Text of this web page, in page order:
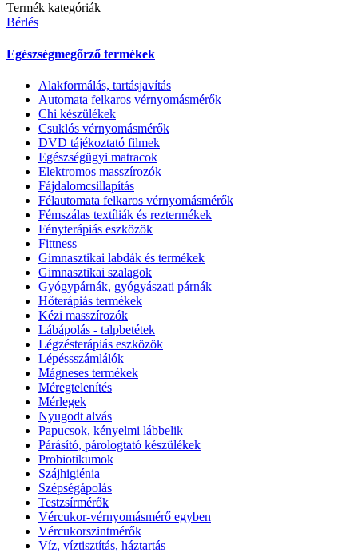
Termék kategóriák
Bérlés
Egészségmegőrző termékek
Alakformálás, tartásjavítás
Automata felkaros vérnyomásmérők
Chi készülékek
Csuklós vérnyomásmérők
DVD tájékoztató filmek
Egészségügyi matracok
Elektromos masszírozók
Fájdalomcsillapítás
Félautomata felkaros vérnyomásmérők
Fémszálas textíliák és reztermékek
Fényterápiás eszközök
Fittness
Gimnasztikai labdák és termékek
Gimnasztikai szalagok
Gyógypárnák, gyógyászati párnák
Hőterápiás termékek
Kézi masszírozók
Lábápolás - talpbetétek
Légzésterápiás eszközök
Lépéssszámlálók
Mágneses termékek
Méregtelenítés
Mérlegek
Nyugodt alvás
Papucsok, kényelmi lábbelik
Párásító, párologtató készülékek
Probiotikumok
Szájhigiénia
Szépségápolás
Testzsírmérők
Vércukor-vérnyomásmérő egyben
Vércukorszintmérők
Víz, víztisztítás, háztartás